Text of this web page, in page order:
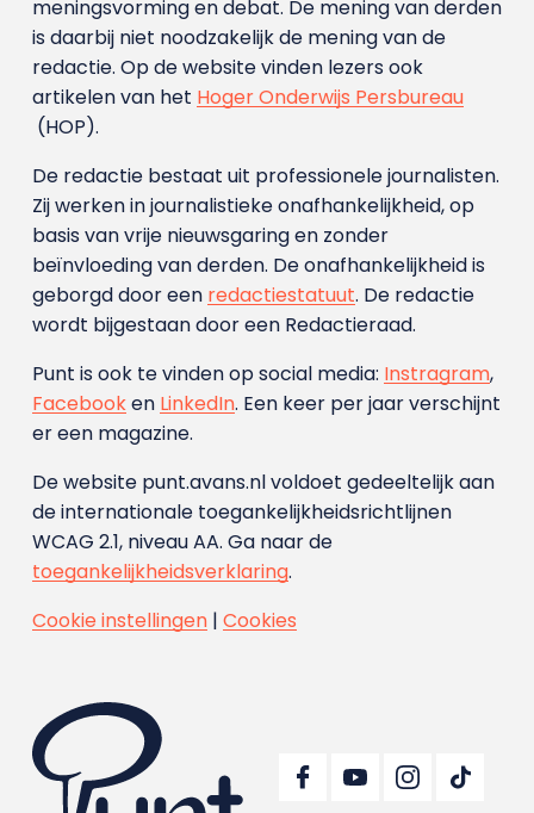
meningsvorming en debat. De mening van derden
is daarbij niet noodzakelijk de mening van de
redactie. Op de website vinden lezers ook
artikelen van het Hoger Onderwijs Persbureau
(HOP).
De redactie bestaat uit professionele journalisten.
Zij werken in journalistieke onafhankelijkheid, op
basis van vrije nieuwsgaring en zonder
beïnvloeding van derden. De onafhankelijkheid is
geborgd door een redactiestatuut. De redactie
wordt bijgestaan door een Redactieraad.
Punt is ook te vinden op social media: Instragram,
Facebooken LinkedIn. Een keer per jaar verschijnt
er een magazine.
De website punt.avans.nl voldoet gedeeltelijk aan
de internationale toegankelijkheidsrichtlijnen
WCAG 2.1, niveau AA. Ga naar de
toegankelijkheidsverklaring.
Cookie instellingen| Cookies